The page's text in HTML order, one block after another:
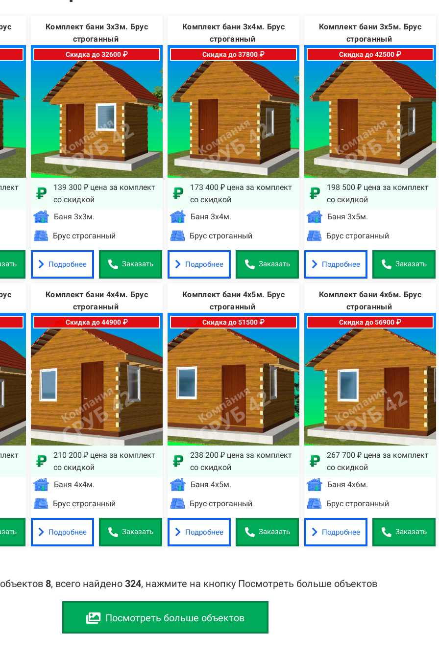
Комплект бани 3х3м. Брус
строганный
Скидка до 32600 ₽
139 300 ₽ цена за комплект
со скидкой
Баня 3х3м.
Брус строганный
Подробнее Заказать
Комплект бани 3х4м. Брус
строганный
Скидка до 37800 ₽
173 400 ₽ цена за комплект
со скидкой
Баня 3х4м.
Брус строганный
Подробнее Заказать
Комплект бани 3х5м. Брус
строганный
Скидка до 42500 ₽
198 500 ₽ цена за комплект
со скидкой
Баня 3х5м.
Брус строганный
Подробнее Заказать
Комплект бани 4х4м. Брус
строганный
Скидка до 44900 ₽
210 200 ₽ цена за комплект
со скидкой
Баня 4х4м.
Брус строганный
Подробнее Заказать
Комплект бани 4х5м. Брус
строганный
Скидка до 51500 ₽
238 200 ₽ цена за комплект
со скидкой
Баня 4х5м.
Брус строганный
Подробнее Заказать
Комплект бани 4х6м. Брус
строганный
Скидка до 56900 ₽
267 700 ₽ цена за комплект
со скидкой
Баня 4х6м.
Брус строганный
Подробнее Заказать
8, всего найдено 324, нажмите на кнопку Посмотреть больше объектов
Посмотреть больше объектов